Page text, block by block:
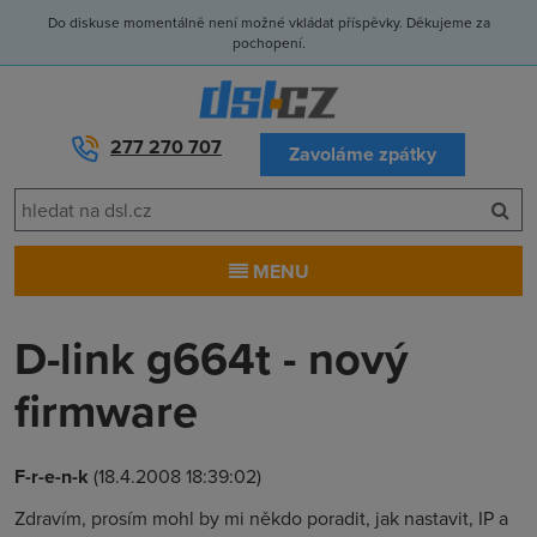
Do diskuse momentálně není možné vkládat příspěvky. Děkujeme za
pochopení.
277 270 707 Zavoláme zpátky
MENU
D-link g664t - nový
firmware
F-r-e-n-k (18.4.2008 18:39:02)
Zdravím, prosím mohl by mi někdo poradit, jak nastavit, IP a